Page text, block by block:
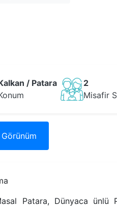
/ Patara
2
Misafir
Görünüm
Patara, Dünyaca ünlü